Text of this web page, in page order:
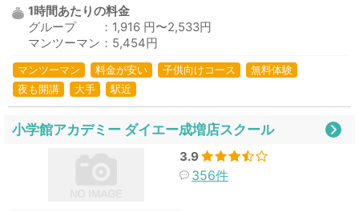
1時間あたりの料金
グループ ：1,916 円〜2,533円
マンツーマン：5,454円
マンツーマン 料金が安い 子供向けコース
無料体験
夜も開講
大手 駅近
小学館アカデミー ダイエー成増店スクール
3.9
356件